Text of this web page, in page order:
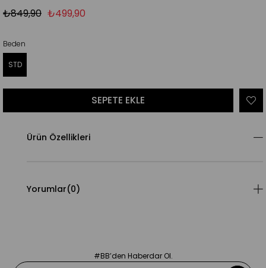
₺849,90 ₺499,90
Beden
STD
Ürün Özellikleri
Yorumlar(0)
#BB’den Haberdar Ol.